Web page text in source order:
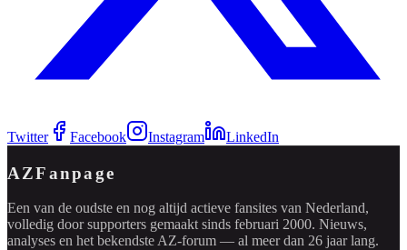
Twitter Facebook Instagram LinkedIn
AZFanpage
Een van de oudste en nog altijd actieve fansites van Nederland,
volledig door supporters gemaakt sinds februari 2000. Nieuws,
analyses en het bekendste AZ-forum — al meer dan 26 jaar lang.